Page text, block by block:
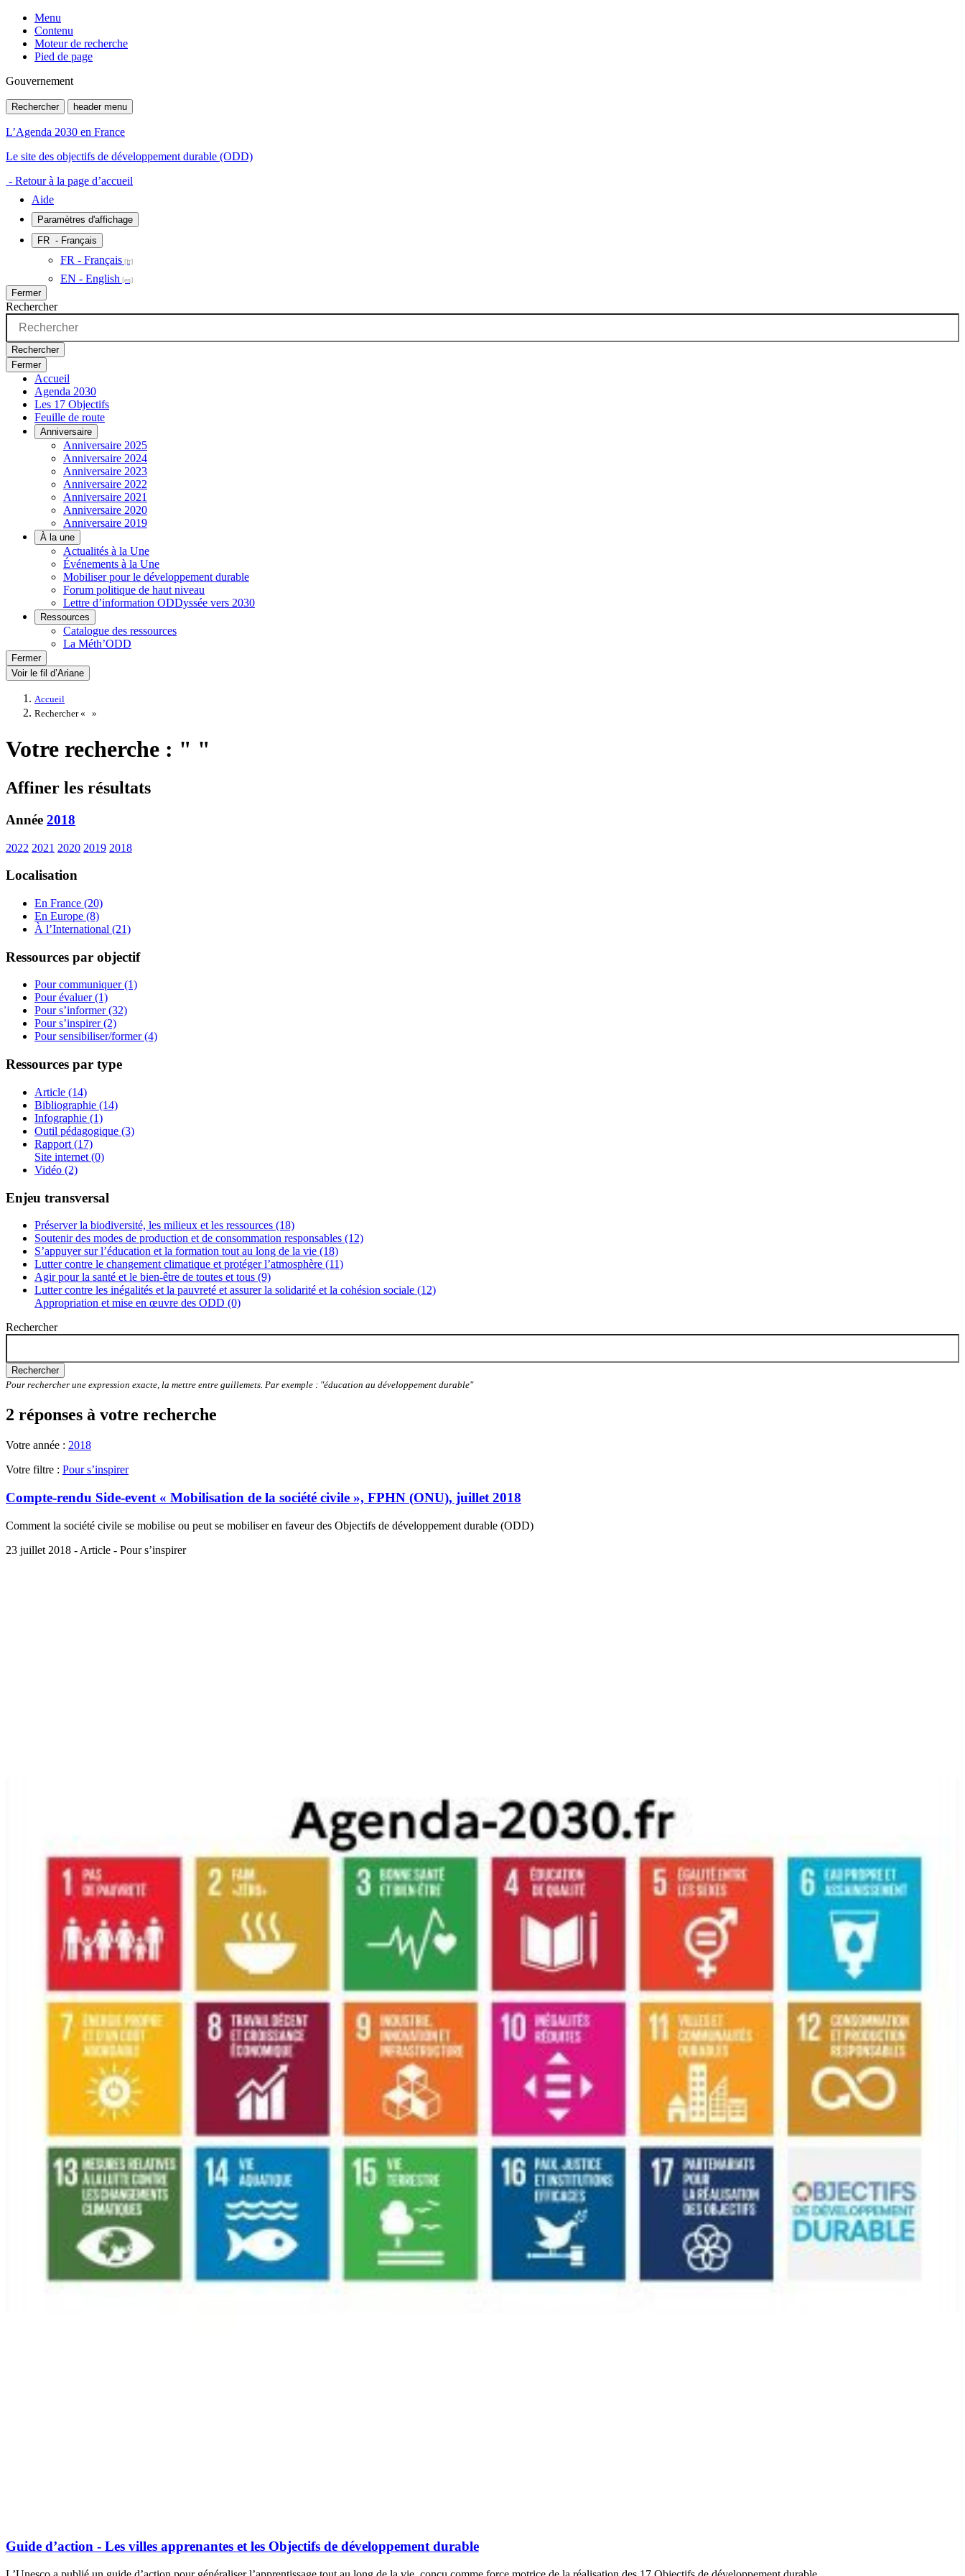
Menu
Contenu
Moteur de recherche
Pied de page
Gouvernement
Rechercher header menu
L’Agenda 2030 en France
Le site des objectifs de développement durable (ODD)
- Retour à la page d’accueil
Aide
Paramètres d'affichage
FR - Français
FR - Français
EN - English
Fermer
Rechercher
Rechercher
Fermer
Accueil
Agenda 2030
Les 17 Objectifs
Feuille de route
Anniversaire
Anniversaire 2025
Anniversaire 2024
Anniversaire 2023
Anniversaire 2022
Anniversaire 2021
Anniversaire 2020
Anniversaire 2019
À la une
Actualités à la Une
Événements à la Une
Mobiliser pour le développement durable
Forum politique de haut niveau
Lettre d’information ODDyssée vers 2030
Ressources
Catalogue des ressources
La Méth’ODD
Fermer
Voir le fil d’Ariane
Accueil
Rechercher «
»
Votre recherche : " "
Affiner les résultats
Année 2018
2022 2021 2020 2019 2018
Localisation
En France (20)
En Europe (8)
À l’International (21)
Ressources par objectif
Pour communiquer (1)
Pour évaluer (1)
Pour s’informer (32)
Pour s’inspirer (2)
Pour sensibiliser/former (4)
Ressources par type
Article (14)
Bibliographie (14)
Infographie (1)
Outil pédagogique (3)
Rapport (17)
Site internet (0)
Vidéo (2)
Enjeu transversal
Préserver la biodiversité, les milieux et les ressources (18)
Soutenir des modes de production et de consommation responsables (12)
S’appuyer sur l’éducation et la formation tout au long de la vie (18)
Lutter contre le changement climatique et protéger l’atmosphère (11)
Agir pour la santé et le bien-être de toutes et tous (9)
Lutter contre les inégalités et la pauvreté et assurer la solidarité et la cohésion sociale (12)
Appropriation et mise en œuvre des ODD (0)
Rechercher
Rechercher
Pour rechercher une expression exacte, la mettre entre guillemets. Par exemple : "éducation au développement durable"
2 réponses à votre recherche
Votre année : 2018
Votre filtre : Pour s’inspirer
Compte-rendu Side-event « Mobilisation de la société civile », FPHN (ONU), juillet 2018
Comment la société civile se mobilise ou peut se mobiliser en faveur des Objectifs de développement durable (ODD)
23 juillet 2018 - Article - Pour s’inspirer
Guide d’action - Les villes apprenantes et les Objectifs de développement durable